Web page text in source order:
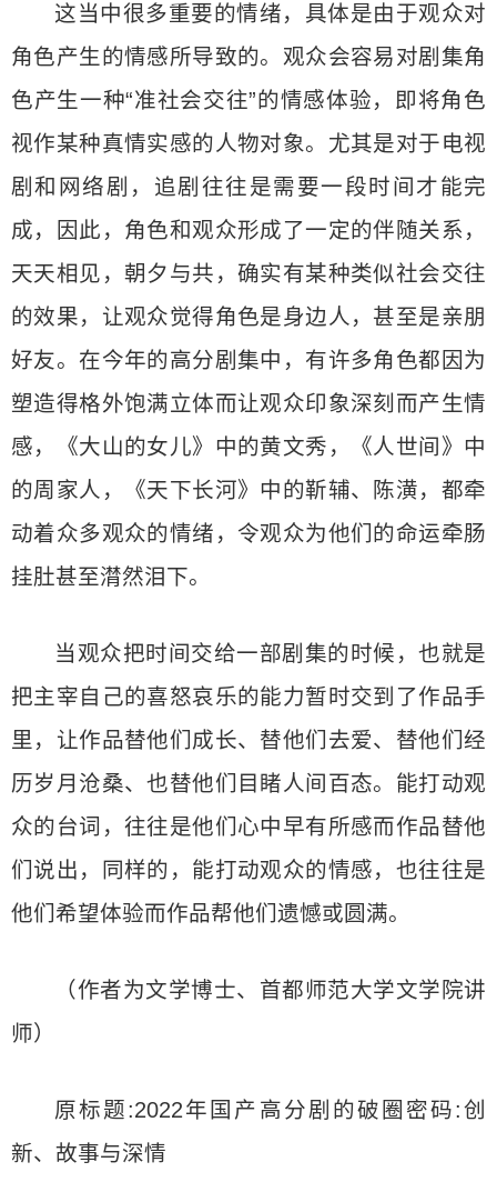
这当中很多重要的情绪，具体是由于观众对
角色产生的情感所导致的。观众会容易对剧集角
色产生一种“准社会交往”的情感体验，即将角色
视作某种真情实感的人物对象。尤其是对于电视
剧和网络剧，追剧往往是需要一段时间才能完
成，因此，角色和观众形成了一定的伴随关系，
天天相见，朝夕与共，确实有某种类似社会交往
的效果，让观众觉得角色是身边人，甚至是亲朋
好友。在今年的高分剧集中，有许多角色都因为
塑造得格外饱满立体而让观众印象深刻而产生情
感，《大山的女儿》中的黄文秀，《人世间》中
的周家人，《天下长河》中的靳辅、陈潢，都牵
动着众多观众的情绪，令观众为他们的命运牵肠
挂肚甚至潸然泪下。
当观众把时间交给一部剧集的时候，也就是
把主宰自己的喜怒哀乐的能力暂时交到了作品手
里，让作品替他们成长、替他们去爱、替他们经
历岁月沧桑、也替他们目睹人间百态。能打动观
众的台词，往往是他们心中早有所感而作品替他
们说出，同样的，能打动观众的情感，也往往是
他们希望体验而作品帮他们遗憾或圆满。
（作者为文学博士、首都师范大学文学院讲
师）
原标题:2022年国产高分剧的破圈密码:创
新、故事与深情